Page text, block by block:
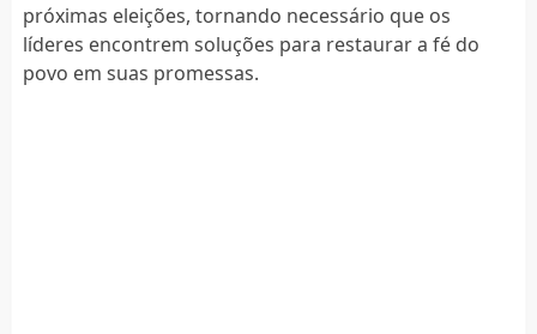
próximas eleições, tornando necessário que os
líderes encontrem soluções para restaurar a fé do
povo em suas promessas.